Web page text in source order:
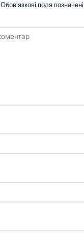
Обов’язкові поля позначені